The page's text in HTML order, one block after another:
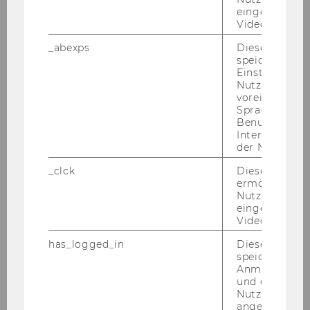
When there are several endpoints (response
variables) and different predictors, one typically
wants to find out which predictors are relevant,
and for which endpoints. We present two
rather general approaches towards inference
for multivariate data, accommodating binary,
ordinal, and metric endpoints, and different
nominal factors. One of these approaches uses
rank-based statistics and an F-approximation of
the sampling distribution, the other uses
asymptotically valid resampling techniques
of how well the proposed methods actually
Videos
_abexps
Dieses Cookie
speichert
Nutzer*in, zB.
Sprache,
der Nutzer*in
_clck
Dieses Cookie
ermöglicht
Nutzung des
Video Players
has_logged_in
Dieses Cookie
speichert
und ob sich
Nutzer*in
angemeldet